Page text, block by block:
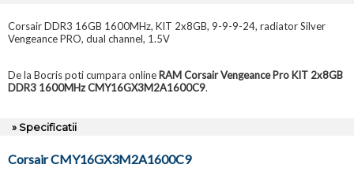
Corsair DDR3 16GB 1600MHz, KIT 2x8GB, 9-9-9-24, radiator Silver
Vengeance PRO, dual channel, 1.5V
De la Bocris poti cumpara online RAM Corsair Vengeance Pro KIT 2x8GB
DDR3 1600MHz CMY16GX3M2A1600C9.
» Specificatii
Corsair CMY16GX3M2A1600C9